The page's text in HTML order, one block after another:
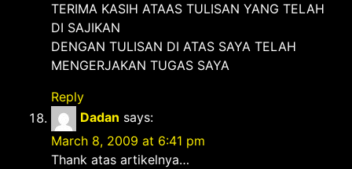
TERIMA KASIH ATAAS TULISAN YANG TELAH
DI SAJIKAN
DENGAN TULISAN DI ATAS SAYA TELAH
MENGERJAKAN TUGAS SAYA
Reply
Dadan says:
March 8, 2009 at 6:41 pm
Thank atas artikelnya…